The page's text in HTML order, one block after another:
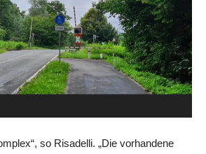
so Risadelli. „Die vorhandene